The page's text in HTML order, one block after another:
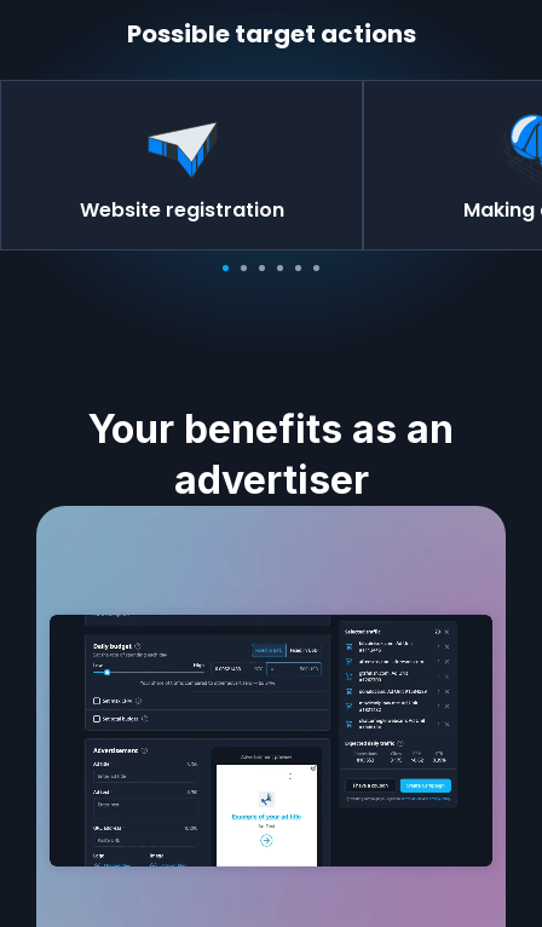
Possible target actions
Website registration
Your benefits as an
advertiser